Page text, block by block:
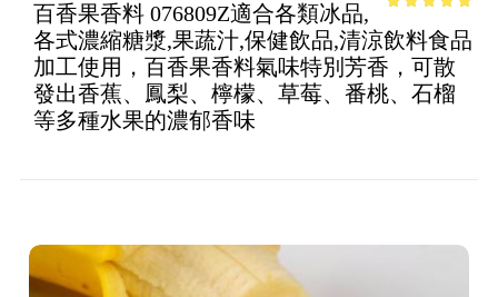
5
百香果香料 076809Z適合各類冰品,
各式濃縮糖漿,果蔬汁,保健飲品,清涼飲料食品
加工使用，百香果香料氣味特別芳香，可散
發出香蕉、鳳梨、檸檬、草莓、番桃、石榴
等多種水果的濃郁香味